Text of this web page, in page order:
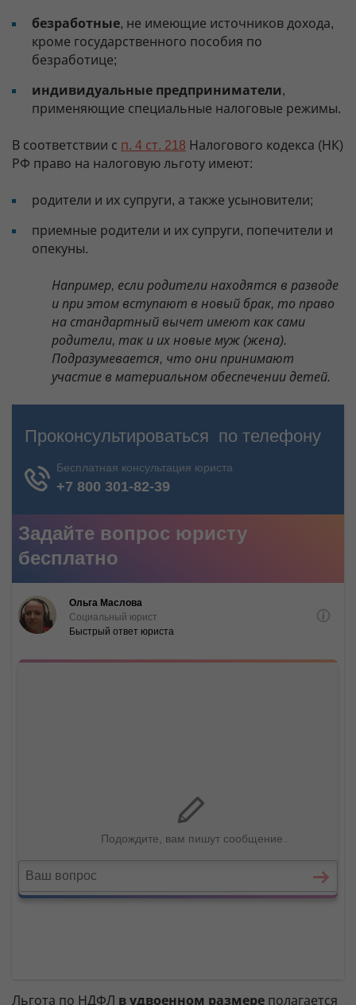
безработные, не имеющие источников дохода,
кроме государственного пособия по
безработице;
индивидуальные предприниматели,
применяющие специальные налоговые режимы.
В соответствии с п. 4 ст. 218 Налогового кодекса (НК)
РФ право на налоговую льготу имеют:
родители и их супруги, а также усыновители;
приемные родители и их супруги, попечители и
опекуны.
Например, если родители находятся в разводе
и при этом вступают в новый брак, то право
на стандартный вычет имеют как сами
родители, так и их новые муж (жена).
Подразумевается, что они принимают
участие в материальном обеспечении детей.
Льгота по НДФЛ в удвоенном размере полагается